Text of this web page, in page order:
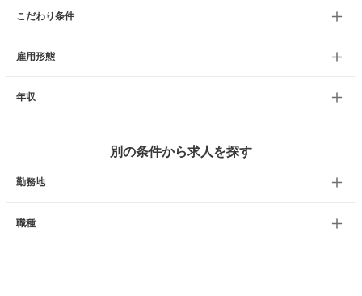
こだわり条件
雇用形態
年収
別の条件から求人を探す
勤務地
職種